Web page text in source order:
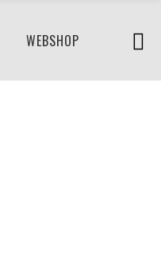
WEBSHOP